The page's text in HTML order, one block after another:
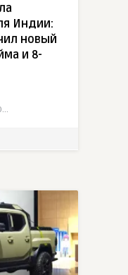
Индии:
новый
и 8-
Volkswagen представила обновленный Taigun для индийского рынка и уже открыла предзаказы на модель. Рестайлинговый SUV получил переработанную переднюю часть в стиле китайского Tharu XR, обновленную